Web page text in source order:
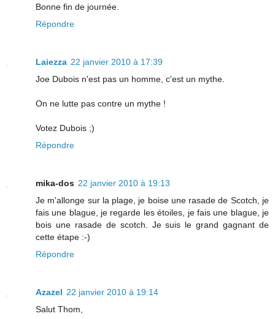
Bonne fin de journée.
Répondre
Laiezza 22 janvier 2010 à 17:39
Joe Dubois n'est pas un homme, c'est un mythe.
On ne lutte pas contre un mythe !
Votez Dubois ;)
Répondre
mika-dos 22 janvier 2010 à 19:13
Je m'allonge sur la plage, je boise une rasade de Scotch, je
fais une blague, je regarde les étoiles, je fais une blague, je
bois une rasade de scotch. Je suis le grand gagnant de
cette étape :-)
Répondre
Azazel 22 janvier 2010 à 19:14
Salut Thom,